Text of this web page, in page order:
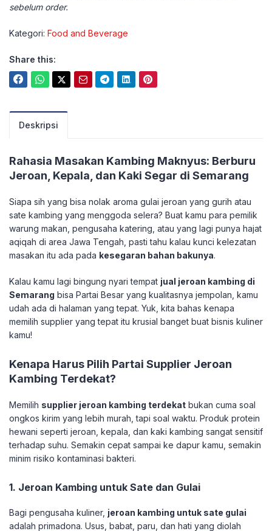
sebelum order.
Kategori: Food and Beverage
Share this:
Deskripsi
Rahasia Masakan Kambing Maknyus: Berburu
Jeroan, Kepala, dan Kaki Segar di Semarang
​Siapa sih yang bisa nolak aroma gulai jeroan yang gurih atau
sate kambing yang menggoda selera? Buat kamu para pemilik
warung makan, pengusaha katering, atau yang lagi punya hajat
aqiqah di area Jawa Tengah, pasti tahu kalau kunci kelezatan
masakan itu ada pada kesegaran bahan bakunya.
​Kalau kamu lagi bingung nyari tempat jual jeroan kambing di
Semarang bisa Partai Besar yang kualitasnya jempolan, kamu
udah ada di halaman yang tepat. Yuk, kita bahas kenapa
memilih supplier yang tepat itu krusial banget buat bisnis kuliner
kamu!
​Kenapa Harus Pilih Partai Supplier Jeroan
Kambing Terdekat?
​Memilih supplier jeroan kambing terdekat bukan cuma soal
ongkos kirim yang lebih murah, tapi soal waktu. Produk protein
hewani seperti jeroan, kepala, dan kaki kambing sangat sensitif
terhadap suhu. Semakin cepat sampai ke dapur kamu, semakin
minim risiko kontaminasi bakteri.
​1. Jeroan Kambing untuk Sate dan Gulai
​Bagi pengusaha kuliner, jeroan kambing untuk sate gulai
adalah primadona. Usus, babat, paru, dan hati yang diolah